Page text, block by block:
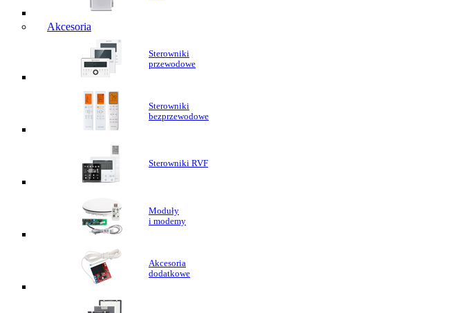
Akcesoria
Sterowniki
przewodowe
Sterowniki
bezprzewodowe
Sterowniki RVF
Moduły
i modemy
Akcesoria
dodatkowe